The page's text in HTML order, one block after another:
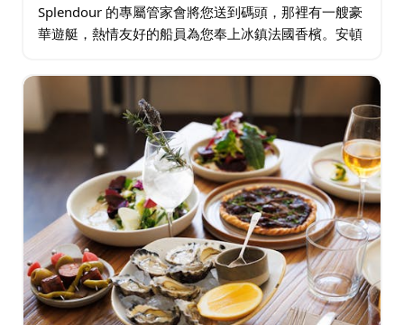
Splendour 的專屬管家會將您送到碼頭，那裡有一艘豪
華遊艇，熱情友好的船員為您奉上冰鎮法國香檳。安頓
色，彷彿落入海港大橋和藍山的懷抱。…